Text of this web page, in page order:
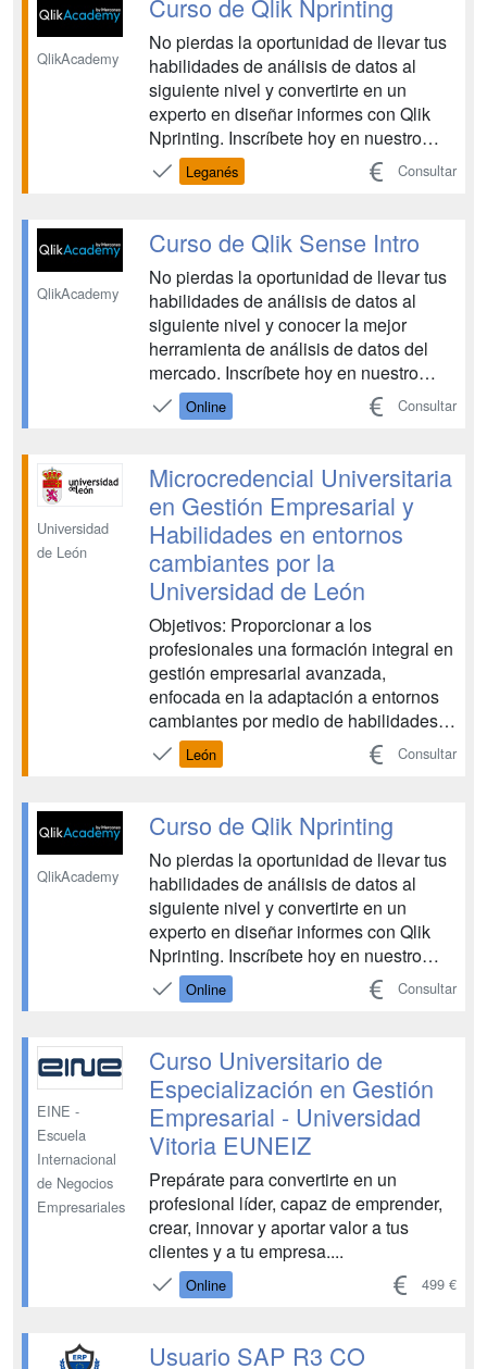
HANA Ventas aprenderás a p...
QlikAcademy
Curso de Qlik Nprinting
No pierdas la oportunidad de llevar tus
habilidades de análisis de datos al
siguiente nivel y convertirte en un
experto en diseñar informes con Qlik
Nprinting. Inscríbete hoy en nuestro
curso Qlik Nprinting ¿Quieres conseguir
automatizar la generación de informes
y proporcionar a tu organización de
informa...
Leganés Consultar
QlikAcademy
Curso de Qlik Sense Intro
No pierdas la oportunidad de llevar tus
habilidades de análisis de datos al
siguiente nivel y conocer la mejor
herramienta de análisis de datos del
mercado. Inscríbete hoy en nuestro
curso de Qlik Sense Intro. ¿Quieres
adentrarte en el emocionante mundo
Qlik Sense Intro es la manera perfecta
de comenzar ya...
Online Consultar
Universidad
de León
Microcredencial Universitaria
en Gestión Empresarial y
Habilidades en entornos
cambiantes por la
Universidad de León
Objetivos: Proporcionar a los
profesionales una formación integral en
gestión empresarial avanzada,
enfocada en la adaptación a entornos
cambiantes por medio de habilidades
de liderazgo, pensamiento estratégico,
gestión de la incertidumbre y resolución
capacidad de respuesta ante los
desafíos del mercado actual. Fortalecer
la capac...
León Consultar
QlikAcademy
Curso de Qlik Nprinting
No pierdas la oportunidad de llevar tus
habilidades de análisis de datos al
siguiente nivel y convertirte en un
experto en diseñar informes con Qlik
Nprinting. Inscríbete hoy en nuestro
curso Qlik Nprinting ¿Quieres conseguir
automatizar la generación de informes
y proporcionar a tu organización de
informa...
Online Consultar
EINE -
Escuela
Internacional
de Negocios
Empresariales
Curso Universitario de
Especialización en Gestión
Empresarial - Universidad
Vitoria EUNEIZ
Prepárate para convertirte en un
profesional líder, capaz de emprender,
crear, innovar y aportar valor a tus
clientes y a tu empresa....
Online 499 €
Usuario SAP R3 CO